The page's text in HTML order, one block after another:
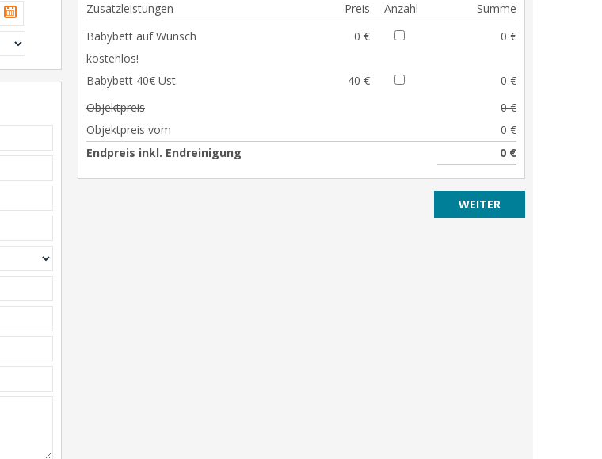
Zusatzleistungen Preis Anzahl
Summe
Babybett auf Wunsch
kostenlos!
0 € 0 €
Babybett 40€ Ust. 40 €
0 €
Objektpreis
0 €
Objektpreis vom
0 €
Endpreis inkl. Endreinigung
0 €